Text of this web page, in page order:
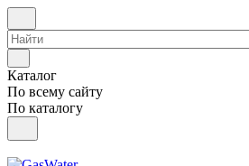
Каталог
По всему сайту
По каталогу